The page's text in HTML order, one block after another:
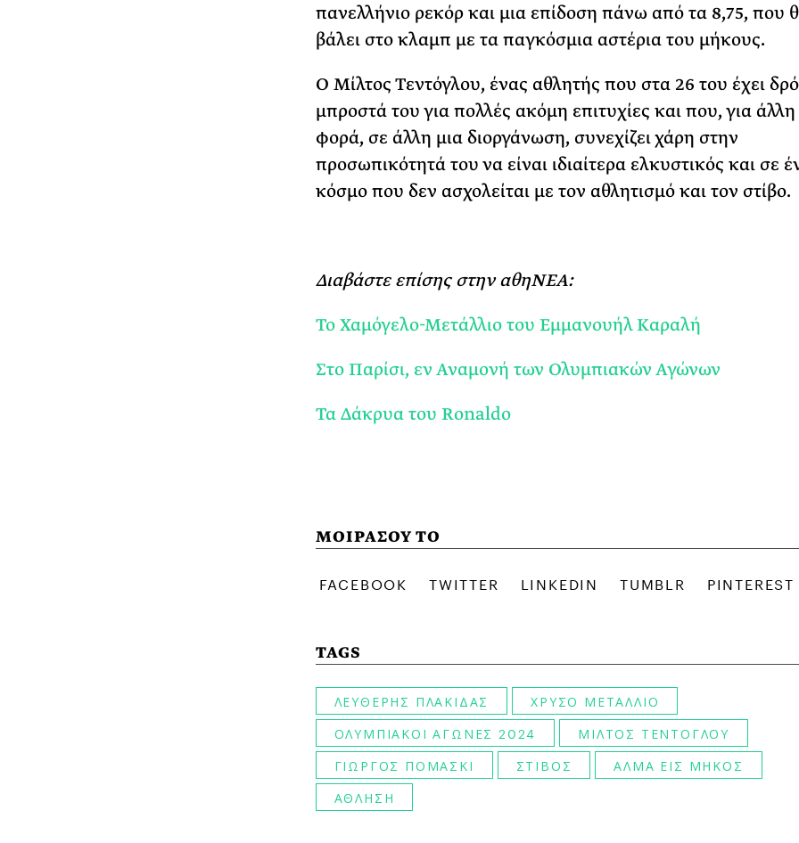
πανελλήνιο ρεκόρ και μια επίδοση πάνω από τα 8,75, που
βάλει στο κλαμπ με τα παγκόσμια αστέρια του μήκους.
Ο Μίλτος Τεντόγλου, ένας αθλητής που στα 26 του έχει
μπροστά του για πολλές ακόμη επιτυχίες και που, για άλλη
φορά, σε άλλη μια διοργάνωση, συνεχίζει χάρη στην
προσωπικότητά του να είναι ιδιαίτερα ελκυστικός και σε
κόσμο που δεν ασχολείται με τον αθλητισμό και τον στίβο.
Διαβάστε επίσης στην αθηΝΕΑ:
Το Χαμόγελο-Μετάλλιο του Εμμανουήλ Καραλή
Στο Παρίσι, εν Αναμονή των Ολυμπιακών Αγώνων
Τα Δάκρυα του Ronaldo
ΜΟΙΡΑΣΟΥ ΤΟ
TAGS
ΛΕΥΘΕΡΗΣ ΠΛΑΚΙΔΑΣ
ΧΡΥΣΟ ΜΕΤΑΛΛΙΟ
ΟΛΥΜΠΙΑΚΟΙ ΑΓΩΝΕΣ 2024
ΜΙΛΤΟΣ ΤΕΝΤΟΓΛΟΥ
ΓΙΩΡΓΟΣ ΠΟΜΑΣΚΙ
ΣΤΙΒΟΣ
ΑΛΜΑ ΕΙΣ ΜΗΚΟΣ
ΑΘΛΗΣΗ